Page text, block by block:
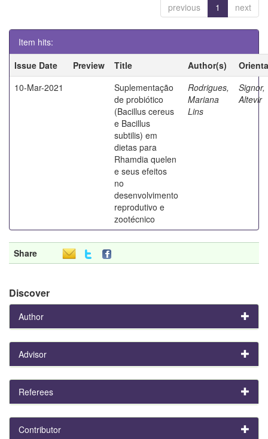
previous 1 next
Item hits:
Issue Date
Preview Title Author(s)
10-Mar-2021
Suplementação
de probiótico
(Bacillus cereus
e Bacillus
subtilis) em
dietas para
Rhamdia quelen
e seus efeitos
no
desenvolvimento
reprodutivo e
zootécnico
Rodrigues,
Mariana
Lins
Signor,
Altevir
Share
Discover
Author
Advisor
Referees
Contributor